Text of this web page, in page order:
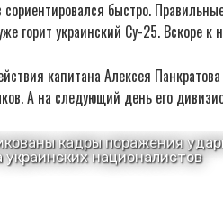
сориентировался быстро.
горит украинский Су-25. Вскоре
капитана Алексея
А на следующий день его